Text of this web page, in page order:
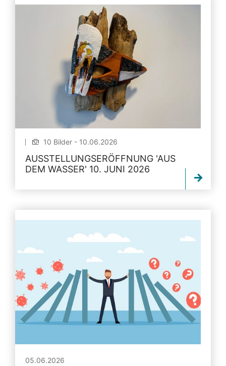
10 Bilder - 10.06.2026
AUSSTELLUNGSERÖFFNUNG 'AUS
DEM WASSER' 10. JUNI 2026
05.06.2026